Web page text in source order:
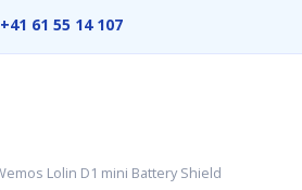
+41 61 55 14 107
Lolin D1 mini Battery Shield